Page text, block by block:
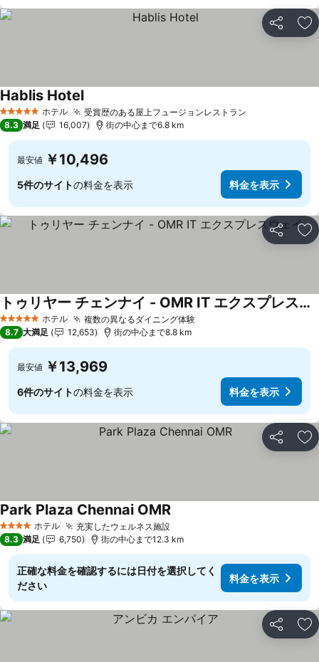
シェア お
5 ホテルのランク
ホテル 受賞歴のある屋上フュージョンレストラン
Hablis Hotel
8.3 満足 16,007 街の中心まで6.8 km
最安値 ￥10,496
5件のサイトの料金を表示 料金を表示
シェア お
5 ホテルのランク
ホテル 複数の異なるダイニング体験
トゥリヤー チェンナイ - OMR IT エクスプレスウェイ
8.7 大満足 12,653 街の中心まで8.8 km
最安値 ￥13,969
6件のサイトの料金を表示 料金を表示
シェア お
4 ホテルのランク
ホテル 充実したウェルネス施設
Park Plaza Chennai OMR
8.3 満足 6,750 街の中心まで12.3 km
正確な料金を確認するには日付を選択してく
ださい
料金を表示
シェア お